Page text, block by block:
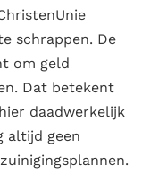
schrappen. De
om geld
Dat betekent
daadwerkelijk
altijd geen